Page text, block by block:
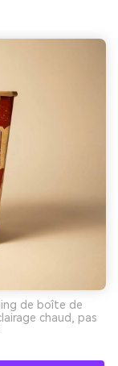
de boîte de
chaud, pas